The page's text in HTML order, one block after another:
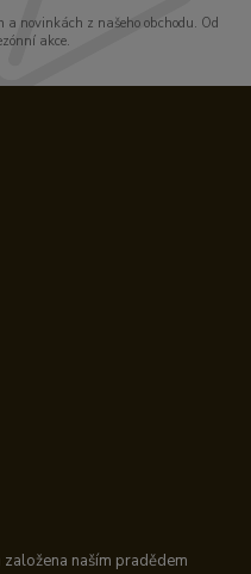
novinkách z našeho obchodu. Od
akce.
naším pradědem